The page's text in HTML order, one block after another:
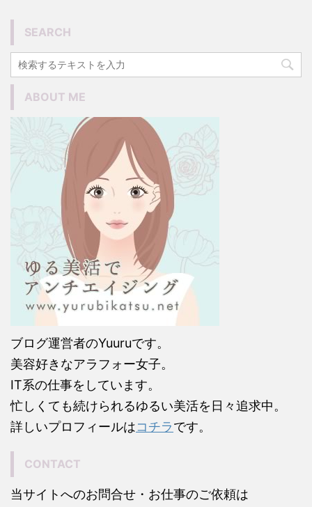
SEARCH
ABOUT ME
ブログ運営者のYuuruです。
美容好きなアラフォー女子。
IT系の仕事をしています。
忙しくても続けられるゆるい美活を日々追求中。
詳しいプロフィールはコチラです。
CONTACT
当サイトへのお問合せ・お仕事のご依頼は